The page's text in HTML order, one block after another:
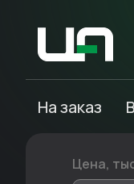
На заказ
Цена,